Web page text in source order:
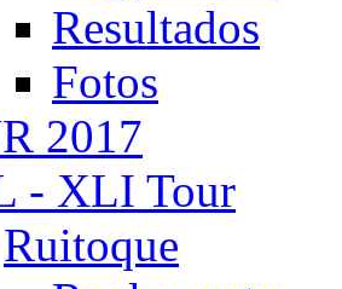
Resultados
Fotos
2017
- XLI Tour
Ruitoque